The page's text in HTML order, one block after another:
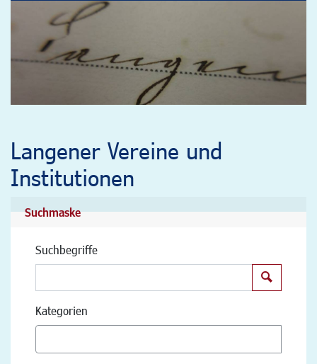
Langener Vereine und
Institutionen
Suchmaske
Suchbegriffe
Kategorien